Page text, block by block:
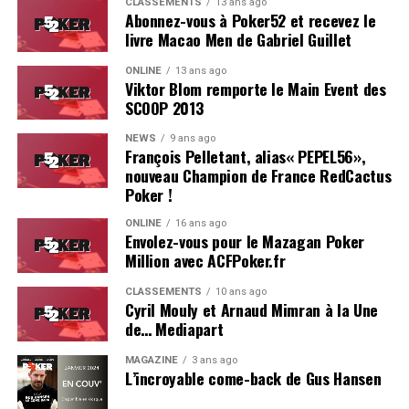
Soleau à gauche, sorti par Logghe au centre
Abonnez-vous à Poker52 et recevez le
livre Macao Men de Gabriel Guillet
ONLINE 13 ans ago
Viktor Blom remporte le Main Event des
SCOOP 2013
NEWS 9 ans ago
François Pelletant, alias« PEPEL56»,
nouveau Champion de France RedCactus
Poker !
ONLINE 16 ans ago
Envolez-vous pour le Mazagan Poker
Million avec ACFPoker.fr
CLASSEMENTS 10 ans ago
Cyril Mouly et Arnaud Mimran à la Une
de… Mediapart
MAGAZINE 3 ans ago
L’incroyable come-back de Gus Hansen